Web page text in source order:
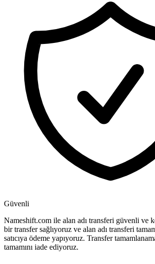
Güvenli
Nameshift.com ile alan adı transferi güvenli ve
bir transfer sağlıyoruz ve alan adı transferi
satıcıya ödeme yapıyoruz. Transfer
tamamını iade ediyoruz.